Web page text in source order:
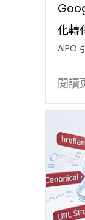
化轉
AIPO
閱讀